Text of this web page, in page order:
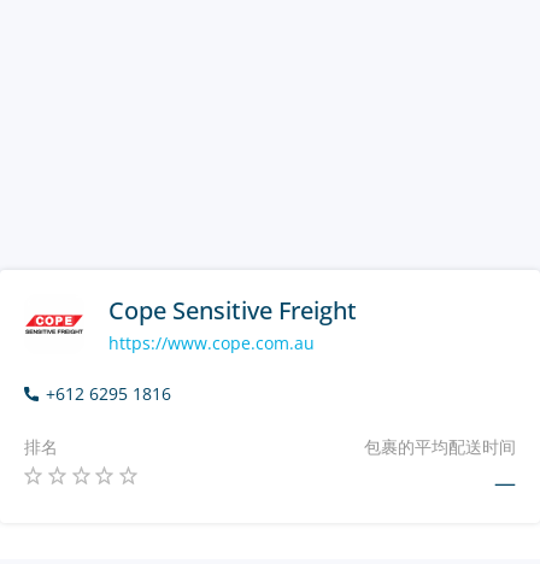
Cope Sensitive Freight
https://www.cope.com.au
+612 6295 1816
排名 包裹的平均配送时间
—